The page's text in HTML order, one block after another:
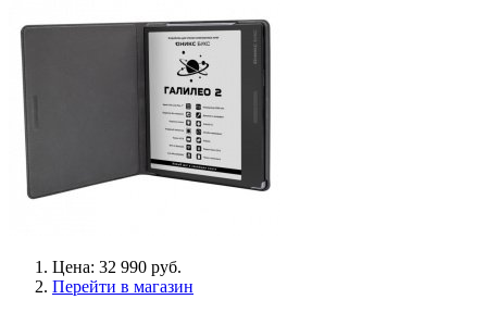
Цена: 32 990 руб.
Перейти в магазин